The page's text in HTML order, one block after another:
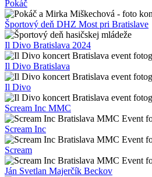
Pokáč
Športový deň DHZ Most pri Bratislave
Il Divo Bratislava 2024
Il Divo Bratislava
Il Divo
Scream Inc MMC
Scream Inc
Scream
Ján Svetlan Majerčík Beckov